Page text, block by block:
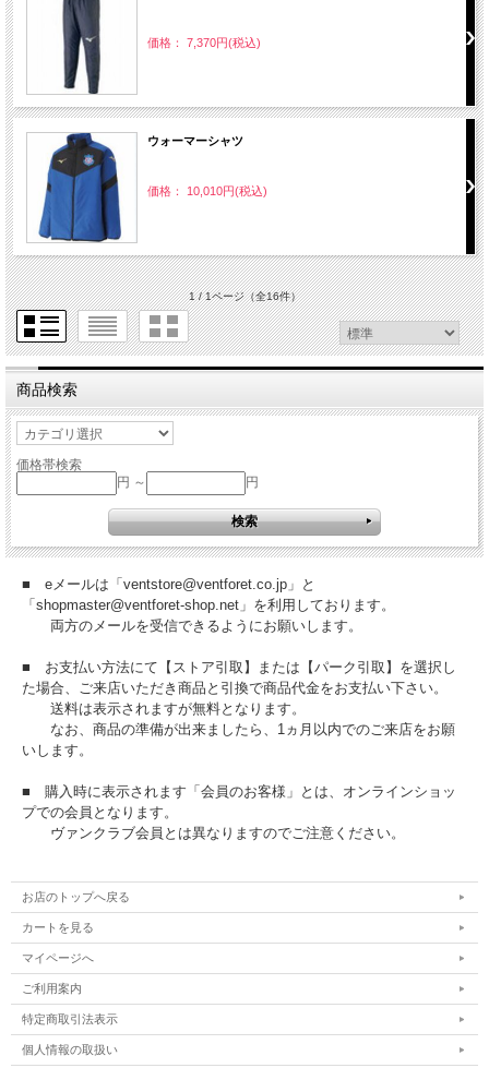
価格： 7,370円(税込)
ウォーマーシャツ
価格： 10,010円(税込)
1 / 1ページ（全16件）
商品検索
価格帯検索
円 ～
円
■ eメールは「ventstore@ventforet.co.jp」と
「shopmaster@ventforet-shop.net」を利用しております。
両方のメールを受信できるようにお願いします。
■ お支払い方法にて【ストア引取】または【パーク引取】を選択し
た場合、ご来店いただき商品と引換で商品代金をお支払い下さい。
送料は表示されますが無料となります。
なお、商品の準備が出来ましたら、1ヵ月以内でのご来店をお願
いします。
■ 購入時に表示されます「会員のお客様」とは、オンラインショッ
プでの会員となります。
ヴァンクラブ会員とは異なりますのでご注意ください。
お店のトップへ戻る
カートを見る
マイページへ
ご利用案内
特定商取引法表示
個人情報の取扱い